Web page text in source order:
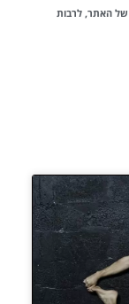
של האתר, לרבות